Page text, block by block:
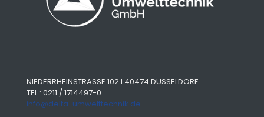
NIEDERRHEINSTRASSE 102 I 40474 DÜSSELDORF
TEL.: 0211 / 1714497-0
info@delta-umwelttechnik.de